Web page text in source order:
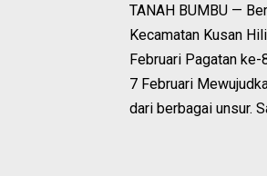
TANAH BUMBU —
Kecamatan Kusan
Februari Pagatan ke-
7 Februari
dari berbagai unsur.